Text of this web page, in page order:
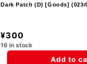
Dark Patch (D) [Goods] (023/
¥300
16 in stock
Add to